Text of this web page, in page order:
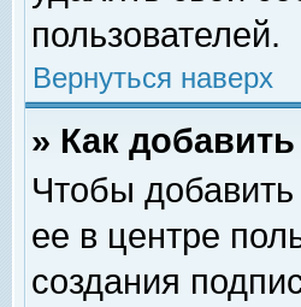
пользователей.
Вернуться наверх
» Как
Чтобы
ее в центре
создания